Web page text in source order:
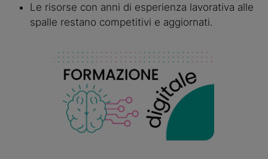
Le risorse con anni di esperienza lavorativa alle
spalle restano competitivi e aggiornati.